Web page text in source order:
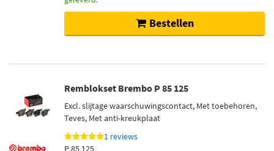
Bestellen
Remblokset Brembo P 85 125
Excl. slijtage waarschuwingscontact, Met toebehoren,
Teves, Met anti-kreukplaat
1 reviews
P 85 125